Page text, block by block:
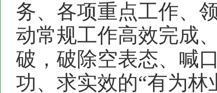
务、各项重点工作、
动常规工作高效完成
破， 破除空表态、喊
功、求实效的“有为林